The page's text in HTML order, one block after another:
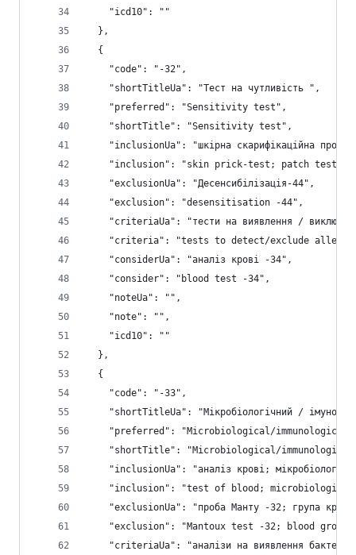
    "icd10": ""
  },
  {
    "code": "-32",
    "shortTitleUa": "Тест на чутливість ",
    "preferred": "Sensitivity test",
    "shortTitle": "Sensitivity test",
"inclusionUa": "шкірна скарифікаційна
"inclusion": "skin prick-test; patch test;
    "exclusionUa": "Десенсибілізація-44",
    "exclusion": "desensitisation -44",
"criteriaUa": "тести на виявлення /
"criteria": "tests to detect/exclude
    "considerUa": "аналіз крові -34",
    "consider": "blood test -34",
    "noteUa": "",
    "note": "",
    "icd10": ""
  },
  {
    "code": "-33",
"shortTitleUa": "Мікробіологічний /
"preferred": "Microbiological/immunological
"shortTitle": "Microbiological/
"inclusionUa": "аналіз крові;
"inclusion": "test of blood;
"exclusionUa": "проба Манту -32; група
"exclusion": "Mantoux test -32; blood group
"criteriaUa": "аналізи на виявлення